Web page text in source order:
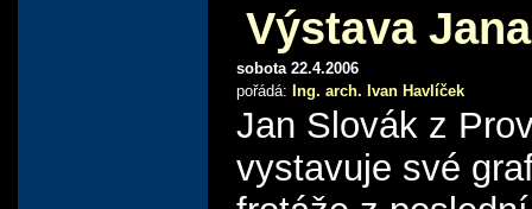
Výstava
sobota 22.4.2006
pořádá: Ing. arch. Ivan Havlíček
Jan Slovák z
vystavuje své